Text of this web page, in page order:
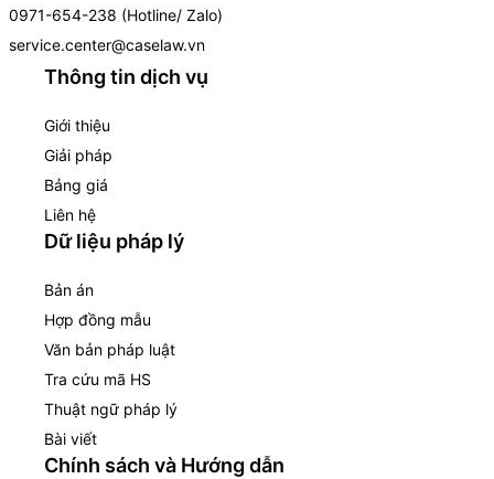
0971-654-238 (Hotline/ Zalo)
service.center@caselaw.vn
Thông tin dịch vụ
Giới thiệu
Giải pháp
Bảng giá
Liên hệ
Dữ liệu pháp lý
Bản án
Hợp đồng mẫu
Văn bản pháp luật
Tra cứu mã HS
Thuật ngữ pháp lý
Bài viết
Chính sách và Hướng dẫn